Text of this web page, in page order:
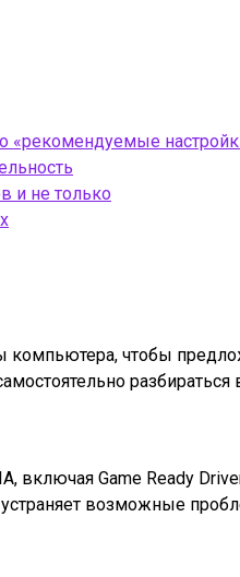
«рекомендуемые
и не только
компьютера, чтобы
разбираться
включая Game Ready
возможные